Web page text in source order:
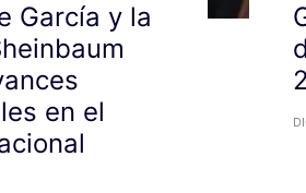
García y la
en el